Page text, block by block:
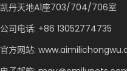
凯丹天地A1座703/704/706室
公司电话: +86 13052774735
官方网站: